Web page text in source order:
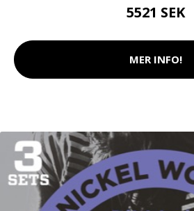
5521 SEK
MER INFO!